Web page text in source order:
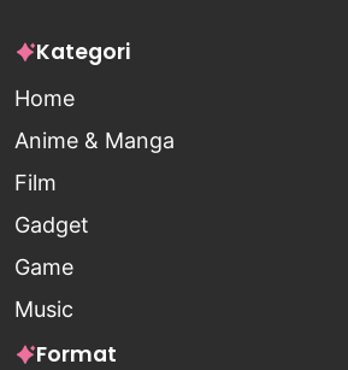
Kategori
Home
Anime & Manga
Film
Gadget
Game
Music
Format